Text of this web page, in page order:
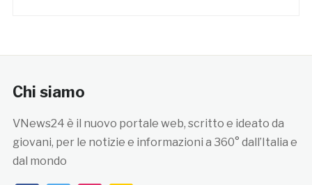
Chi siamo
VNews24 è il nuovo portale web, scritto e ideato da
giovani, per le notizie e informazioni a 360° dall’Italia e
dal mondo